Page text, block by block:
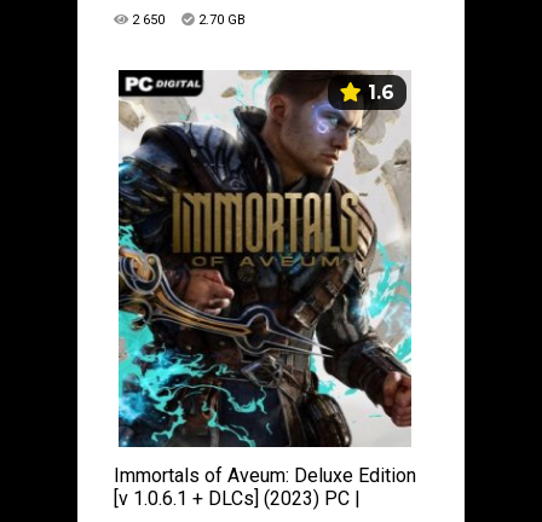
2 650 2.70 GB
1.6
Immortals of Aveum: Deluxe Edition
[v 1.0.6.1 + DLCs] (2023) PC |